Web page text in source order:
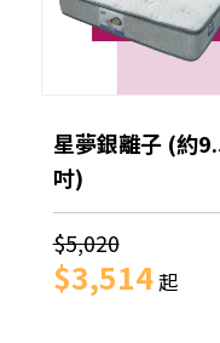
星夢銀離子 (約
吋)
$5,020
$3,514起